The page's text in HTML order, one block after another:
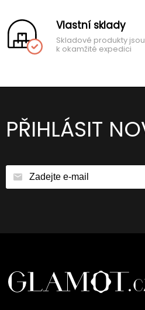
Vlastní sklady
Skladové produkty
k okamžité expedici
PŘIHLÁSIT